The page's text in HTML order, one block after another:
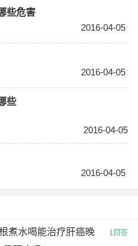
些危害
2016-04-05
2016-04-05
些
2016-04-05
2016-04-05
煮水喝能治疗肝癌晚
1回答